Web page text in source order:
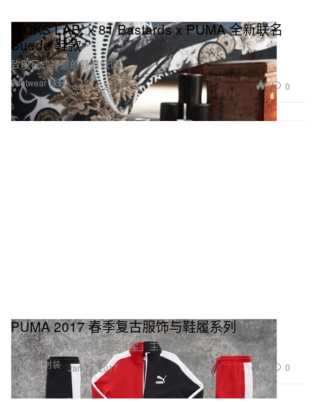
Footwear 球鞋
KICKS LAB. x 81 Bastards x PUMA 全新联名
Suede 鞋款
致敬日式禅意的静雅低调。
Jan 31, 2017 6 0
Fashion 时装
PUMA 2017 春季复古服饰与鞋履系列
五位代言人共同演绎复古「星」主张。
Jan 13, 2017 11 0